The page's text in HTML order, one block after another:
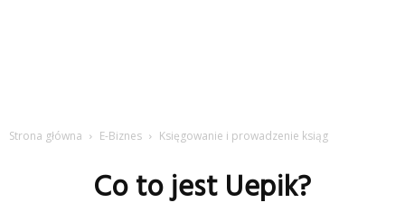
Strona główna E-Biznes Księgowanie i prowadzenie ksiąg
Co to jest Uepik?